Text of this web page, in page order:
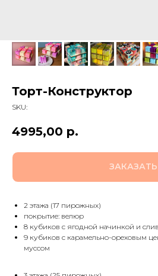
Торт-Конструктор
SKU:
4995,00 р.
ЗАКАЗАТЬ
2 этажа (17 пирожных)
покрытие: велюр
8 кубиков с ягодной начинкой и
9 кубиков с карамельно-ореховым
муссом